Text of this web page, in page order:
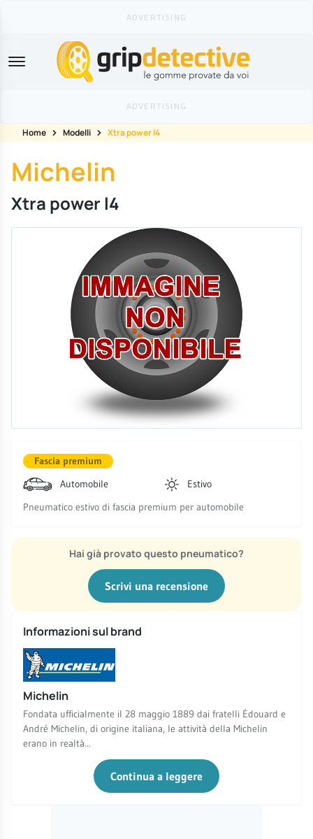
GripDetective
Home Modelli Xtra power l4
Michelin
Xtra power l4
Fascia premium
Automobile
Estivo
Pneumatico estivo di fascia premium per automobile
Hai già provato questo pneumatico?
Scrivi una recensione
Informazioni sul brand
Michelin
Fondata ufficialmente il 28 maggio 1889 dai fratelli Édouard e
André Michelin, di origine italiana, le attività della Michelin
erano in realtà...
Continua a leggere